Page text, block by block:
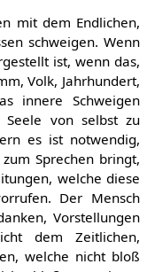
mit dem Endlichen,
schweigen. Wenn
ist, wenn das,
Volk, Jahrhundert,
innere Schweigen
von selbst zu
es ist notwendig,
Sprechen bringt,
welche diese
Der Mensch
Vorstellungen
dem Zeitlichen,
welche nicht bloß